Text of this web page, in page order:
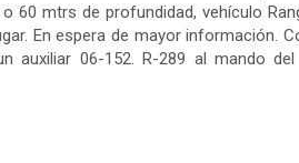
60 mtrs de profundidad, vehículo
En espera de mayor información.
auxiliar 06-152. R-289 al mando